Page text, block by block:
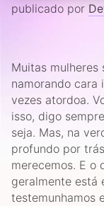
publicado por
Muitas mulheres
namorando cara
vezes atordoa.
isso, digo
seja. Mas, na
profundo por
merecemos. E o
geralmente está
testemunhamos